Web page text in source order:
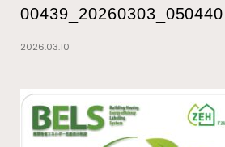
00439_20260303_050440
2026.03.10